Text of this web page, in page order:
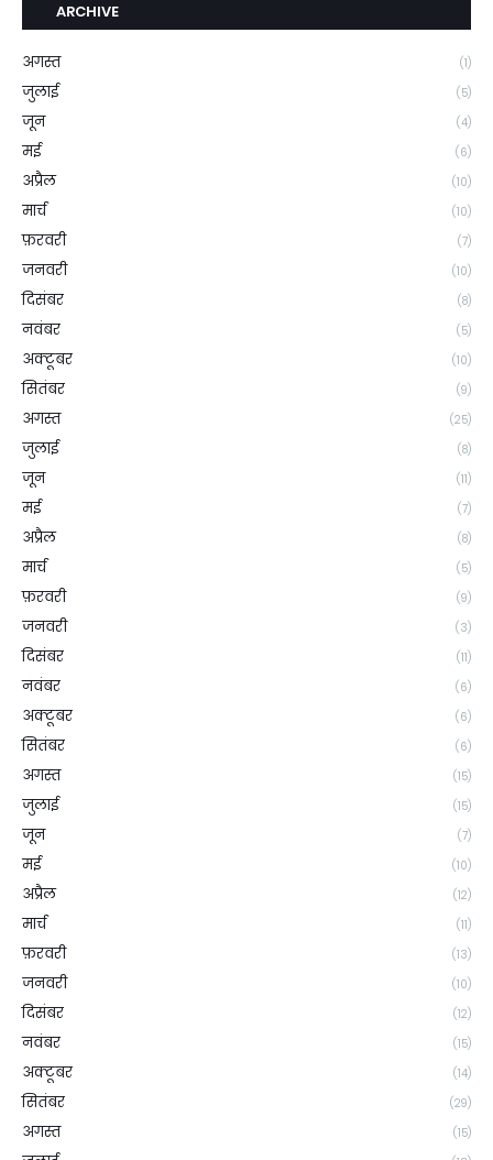
ARCHIVE
अगस्त (1)
जुलाई (5)
जून (4)
मई (6)
अप्रैल (10)
मार्च (10)
फ़रवरी (7)
जनवरी (10)
दिसंबर (8)
नवंबर (5)
अक्टूबर (10)
सितंबर (9)
अगस्त (25)
जुलाई (8)
जून (11)
मई (7)
अप्रैल (8)
मार्च (5)
फ़रवरी (9)
जनवरी (3)
दिसंबर (11)
नवंबर (6)
अक्टूबर (6)
सितंबर (6)
अगस्त (15)
जुलाई (15)
जून (7)
मई (10)
अप्रैल (12)
मार्च (11)
फ़रवरी (13)
जनवरी (10)
दिसंबर (12)
नवंबर (15)
अक्टूबर (14)
सितंबर (29)
अगस्त (15)